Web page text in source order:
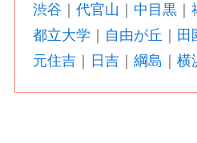
渋谷 ｜代官山 中目黒 ｜
都立大学
自由が丘 田
元住吉
日吉 ｜綱島 ｜横